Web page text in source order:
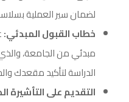
لضمان سير العملية
خطاب القبول المبدئي:
مبدئي من الجامعة،
الدراسة لتأكيد مقعدك
التقديم على التأشيرة